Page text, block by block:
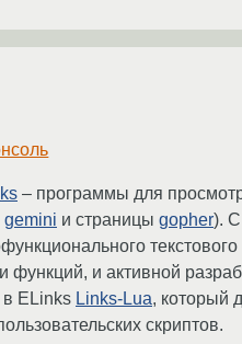
– программы для
gemini и страницы gopher).
функций, и активной
ELinks Links-Lua, который
скриптов.